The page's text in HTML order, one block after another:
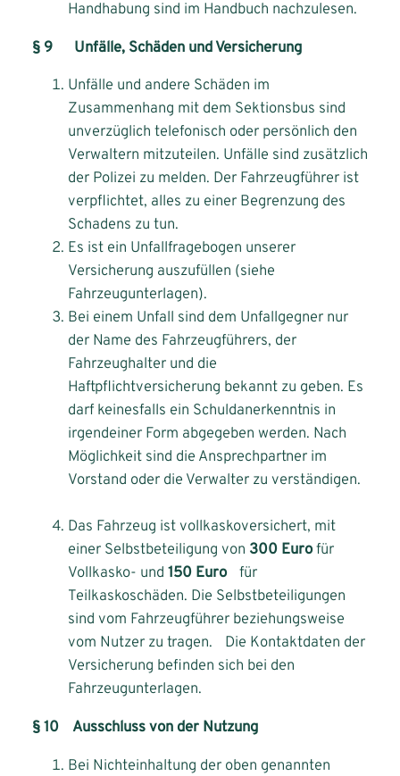
Handhabung sind im Handbuch nachzulesen.
§ 9 Unfälle, Schäden und Versicherung
Unfälle und andere Schäden im
Zusammenhang mit dem Sektionsbus sind
unverzüglich telefonisch oder persönlich den
Verwaltern mitzuteilen. Unfälle sind zusätzlich
der Polizei zu melden. Der Fahrzeugführer ist
verpflichtet, alles zu einer Begrenzung des
Schadens zu tun.
Es ist ein Unfallfragebogen unserer
Versicherung auszufüllen (siehe
Fahrzeugunterlagen).
Bei einem Unfall sind dem Unfallgegner nur
der Name des Fahrzeugführers, der
Fahrzeughalter und die
Haftpflichtversicherung bekannt zu geben. Es
darf keinesfalls ein Schuldanerkenntnis in
irgendeiner Form abgegeben werden. Nach
Möglichkeit sind die Ansprechpartner im
Vorstand oder die Verwalter zu verständigen.
Das Fahrzeug ist vollkaskoversichert, mit
einer Selbstbeteiligung von 300 Eurofür
Vollkasko- und 150 Euro
für
Teilkaskoschäden. Die Selbstbeteiligungen
sind vom Fahrzeugführer beziehungsweise
vom Nutzer zu tragen. Die Kontaktdaten der
Versicherung befinden sich bei den
Fahrzeugunterlagen.
§ 10 Ausschluss von der Nutzung
Bei Nichteinhaltung der oben genannten